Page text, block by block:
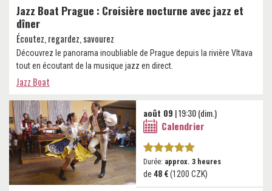
Jazz Boat Prague : Croisière nocturne avec jazz et
dîner
Écoutez, regardez, savourez
Découvrez le panorama inoubliable de Prague depuis la rivière Vltava
tout en écoutant de la musique jazz en direct.
Jazz Boat
août 09 | 19:30 (dim.)
Calendrier
Durée: approx. 3 heures
de 48 €(1200 CZK)